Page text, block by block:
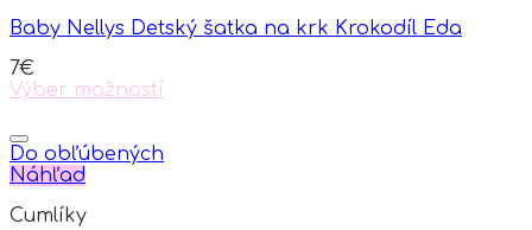
Baby Nellys Detský šatka na krk Krokodíl Eda
7€
Výber možností
product
has
multiple
The
Do obľúbených
Náhľad
Cumlíky